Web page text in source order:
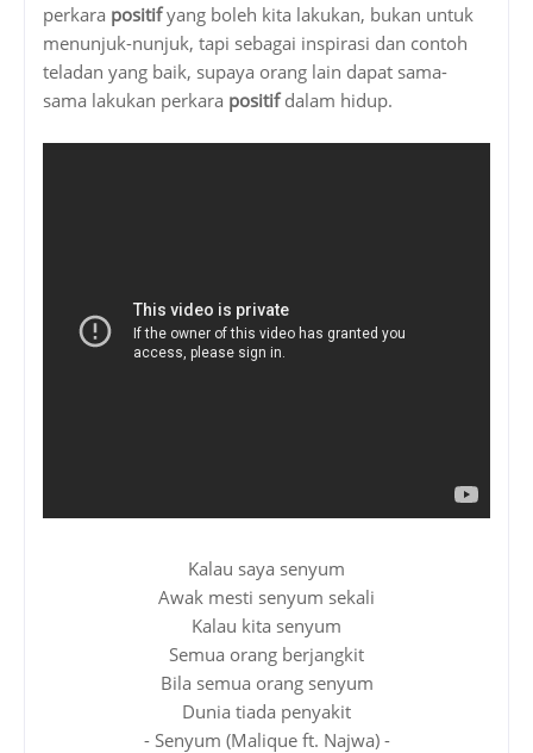
perkara positifyang boleh kita lakukan, bukan untuk
menunjuk-nunjuk, tapi sebagai inspirasi dan contoh
teladan yang baik, supaya orang lain dapat sama-
sama lakukan perkara positifdalam hidup.
Kalau saya senyum
Awak mesti senyum sekali
Kalau kita senyum
Semua orang berjangkit
Bila semua orang senyum
Dunia tiada penyakit
- Senyum (Malique ft. Najwa) -